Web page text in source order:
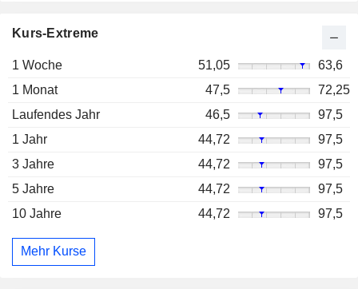
Kurs-Extreme
1 Woche 51,05
63,6
1 Monat
47,5
72,25
Laufendes Jahr
46,5
97,5
1 Jahr
44,72
97,5
3 Jahre
44,72
97,5
5 Jahre
44,72
97,5
10 Jahre
44,72 97,5
Mehr Kurse